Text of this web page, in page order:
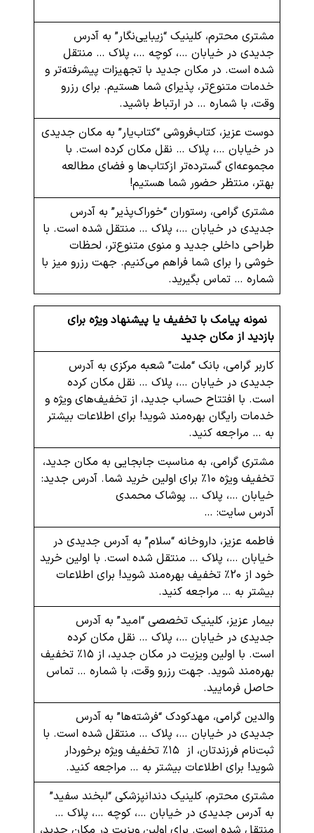
مشتری محترم، کلینیک “زیبایی‌نگار” به آدرس
جدیدی در خیابان …، کوچه …، پلاک … منتقل
شده است. در مکان جدید با تجهیزات پیشرفته‌تر و
خدمات متنوع‌تر، پذیرای شما هستیم. برای رزرو
وقت، با شماره … در ارتباط باشید.
دوست عزیز، کتاب‌فروشی “کتاب‌یار” به مکان جدیدی
در خیابان …، پلاک … نقل مکان کرده است. با
مجموعه‌ای گسترده‌تر ازکتاب‌ها و فضای مطالعه
بهتر، منتظر حضور شما هستیم!
مشتری گرامی، رستوران “خوراک‌پذیر” به آدرس
جدیدی در خیابان …، پلاک … منتقل شده است. با
طراحی داخلی جدید و منوی متنوع‌تر، لحظات
خوشی را برای شما فراهم می‌کنیم. جهت رزرو میز با
شماره … تماس بگیرید.
نمونه پیامک با تخفیف یا پیشنهاد ویژه برای
بازدید از مکان جدید
کاربر گرامی، بانک “ملت” شعبه مرکزی به آدرس
جدیدی در خیابان …، پلاک … نقل مکان کرده
است. با افتتاح حساب جدید، از تخفیف‌های ویژه و
خدمات رایگان بهره‌مند شوید! برای اطلاعات بیشتر
به … مراجعه کنید.
مشتری گرامی، به مناسبت جابجایی به مکان جدید،
تخفیف ویژه ۱۰٪ برای اولین خرید شما. آدرس جدید:
خیابان …، پلاک … پوشاک محمدی
آدرس سایت: …
فاطمه عزیز، داروخانه “سلام” به آدرس جدیدی در
خیابان …، پلاک … منتقل شده است. با اولین خرید
خود از 20٪ تخفیف بهره‌مند شوید! برای اطلاعات
بیشتر به … مراجعه کنید.
بیمار عزیز، کلینیک تخصصی “امید” به آدرس
جدیدی در خیابان …، پلاک … نقل مکان کرده
است. با اولین ویزیت در مکان جدید، از ۱۵٪ تخفیف
بهره‌مند شوید. جهت رزرو وقت، با شماره … تماس
حاصل فرمایید.
والدین گرامی، مهدکودک “فرشته‌ها” به آدرس
جدیدی در خیابان …، پلاک … منتقل شده است. با
ثبت‌نام فرزندتان، از ۱۵٪ تخفیف ویژه برخوردار
شوید! برای اطلاعات بیشتر به … مراجعه کنید.
مشتری محترم، کلینیک دندانپزشکی “لبخند سفید”
به آدرس جدیدی در خیابان …، کوچه …، پلاک …